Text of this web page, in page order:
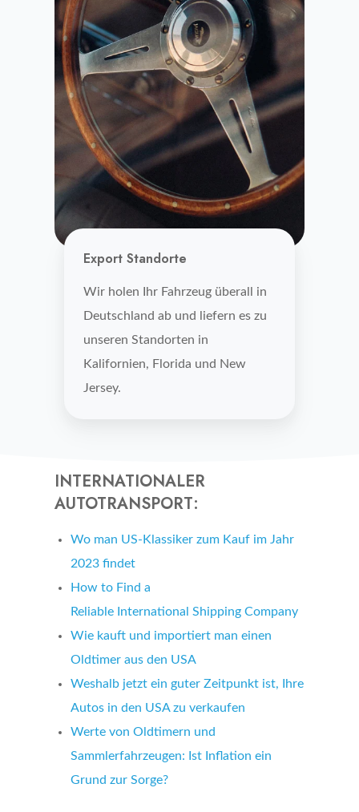
Export Standorte
Wir holen Ihr Fahrzeug überall in
Deutschland ab und liefern es zu
unseren Standorten in
Kalifornien, Florida und New
Jersey.
INTERNATIONALER
AUTOTRANSPORT:
Wo man US-Klassiker zum Kauf im Jahr
2023 findet
How to Find a
Reliable International Shipping Company
Wie kauft und importiert man einen
Oldtimer aus den USA
Weshalb jetzt ein guter Zeitpunkt ist, Ihre
Autos in den USA zu verkaufen
Werte von Oldtimern und
Sammlerfahrzeugen: Ist Inflation ein
Grund zur Sorge?